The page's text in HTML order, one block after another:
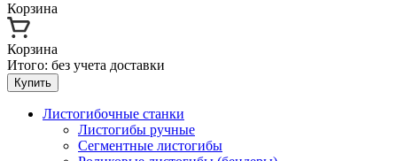
Корзина
Корзина
Итого: без учета доставки
Купить
Листогибочные станки
Листогибы ручные
Сегментные листогибы